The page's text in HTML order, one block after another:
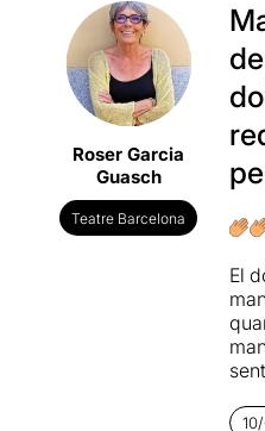
Roser Garcia
Guasch
Teatre Barcelona
El